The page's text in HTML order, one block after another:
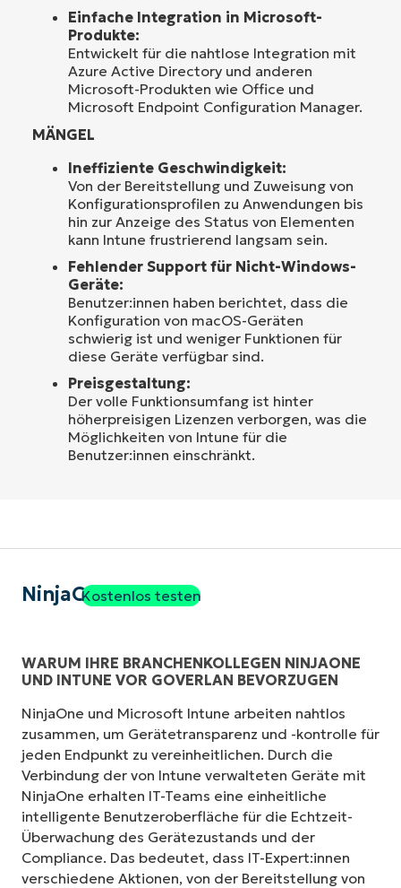
Einfache Integration in Microsoft-
Produkte:
Entwickelt für die nahtlose Integration mit
Azure Active Directory und anderen
Microsoft-Produkten wie Office und
Microsoft Endpoint Configuration Manager.
MÄNGEL
Ineffiziente Geschwindigkeit:
Von der Bereitstellung und Zuweisung von
Konfigurationsprofilen zu Anwendungen bis
hin zur Anzeige des Status von Elementen
kann Intune frustrierend langsam sein.
Fehlender Support für Nicht-Windows-
Geräte:
Benutzer:innen haben berichtet, dass die
Konfiguration von macOS-Geräten
schwierig ist und weniger Funktionen für
diese Geräte verfügbar sind.
Preisgestaltung:
Der volle Funktionsumfang ist hinter
höherpreisigen Lizenzen verborgen, was die
Möglichkeiten von Intune für die
Benutzer:innen einschränkt.
NinjaOneKostenlos testen
WARUM IHRE BRANCHENKOLLEGEN NINJAONE
UND INTUNE VOR GOVERLAN BEVORZUGEN
NinjaOne und Microsoft Intune arbeiten nahtlos
zusammen, um Gerätetransparenz und -kontrolle für
jeden Endpunkt zu vereinheitlichen. Durch die
Verbindung der von Intune verwalteten Geräte mit
NinjaOne erhalten IT-Teams eine einheitliche
intelligente Benutzeroberfläche für die Echtzeit-
Überwachung des Gerätezustands und der
Compliance. Das bedeutet, dass IT-Expert:innen
verschiedene Aktionen, von der Bereitstellung von